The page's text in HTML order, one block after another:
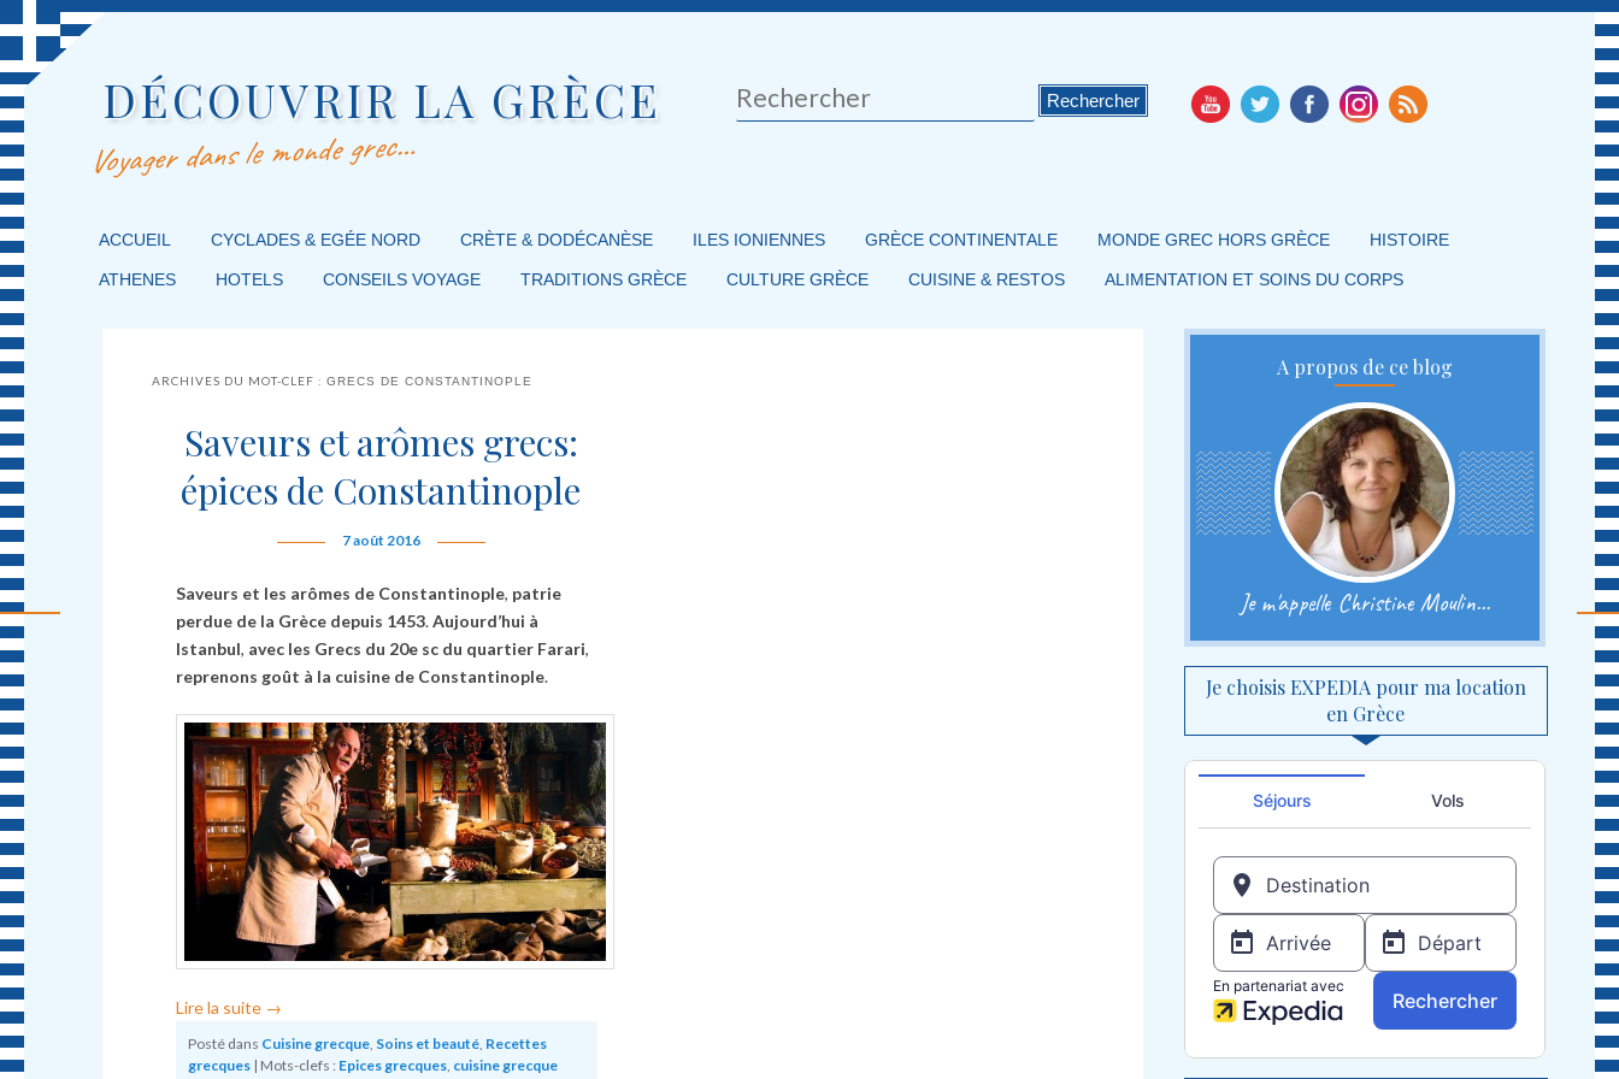
DÉCOUVRIR LA GRÈCE
Voyager dans le monde grec…
Rechercher
MENU PRINCIPAL
MASQUER LA NAVIGATION PRINCIPALE
MASQUER LA NAVIGATION SECONDAIRE
ACCUEIL CYCLADES & EGÉE NORD CRÈTE & DODÉCANÈSE ILES IONIENNES GRÈCE CONTINENTALE MONDE GREC HORS GRÈCE HISTOIRE
ATHENES HOTELS CONSEILS VOYAGE TRADITIONS GRÈCE CULTURE GRÈCE CUISINE & RESTOS ALIMENTATION ET SOINS DU CORPS
ARCHIVES DU MOT-CLEF :GRECS DE CONSTANTINOPLE
Saveurs et arômes grecs:
épices de Constantinople
7 août 2016
Saveurs et les arômes de Constantinople, patrie
perdue de la Grèce depuis 1453.Aujourd’hui à
Istanbul, avec les Grecs du 20e sc du quartier Farari,
reprenons goût à la cuisine de Constantinople.
Lire la suite →
Posté dans Cuisine grecque, Soins et beauté, Recettes
grecques | Mots-clefs : Epices grecques, cuisine grecque
A propos de ce blog
Je m'appelle Christine Moulin...
Je choisis EXPEDIA pour ma location
en Grèce